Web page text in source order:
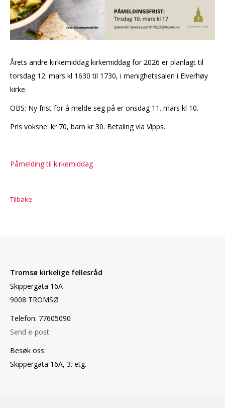
Årets andre kirkemiddag kirkemiddag for 2026 er planlagt til
torsdag 12. mars kl 1630 til 1730, i menighetssalen i Elverhøy
kirke.
OBS: Ny frist for å melde seg på er onsdag 11. mars kl 10.
Pris voksne: kr 70, barn kr 30. Betaling via Vipps.
Påmelding til kirkemiddag
Tilbake
Tromsø kirkelige fellesråd
Skippergata 16A
9008 TROMSØ
Telefon: 77605090
Send e-post
Besøk oss:
Skippergata 16A, 3. etg.